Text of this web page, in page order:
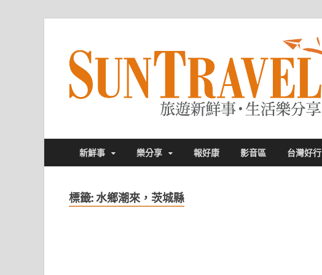
新鮮事 樂分享 報好康 影音區 台灣好行
標籤:水鄉潮來，茨城縣